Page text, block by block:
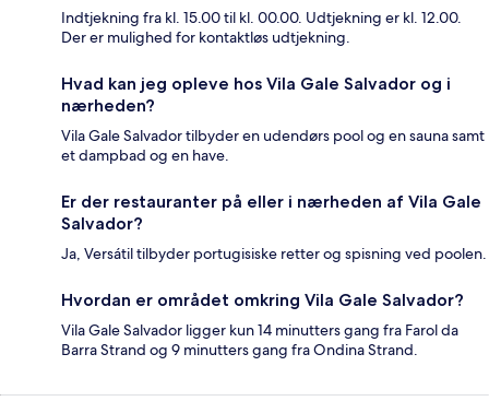
Indtjekning fra kl. 15.00 til kl. 00.00. Udtjekning er kl. 12.00.
Der er mulighed for kontaktløs udtjekning.
Hvad kan jeg opleve hos Vila Gale Salvador og i
nærheden?
Vila Gale Salvador tilbyder en udendørs pool og en sauna samt
et dampbad og en have.
Er der restauranter på eller i nærheden af Vila Gale
Salvador?
Ja, Versátil tilbyder portugisiske retter og spisning ved poolen.
Hvordan er området omkring Vila Gale Salvador?
Vila Gale Salvador ligger kun 14 minutters gang fra Farol da
Barra Strand og 9 minutters gang fra Ondina Strand.